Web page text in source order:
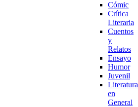
Cómic
Crítica
Literaria
Cuentos
y
Relatos
Ensayo
Humor
Juvenil
Literatura
en
General